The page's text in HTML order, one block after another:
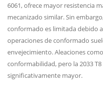
6061, ofrece mayor resistencia
mecanizado similar. Sin
conformado es limitada debido
operaciones de conformado
envejecimiento. Aleaciones
conformabilidad, pero la 2033
significativamente mayor.